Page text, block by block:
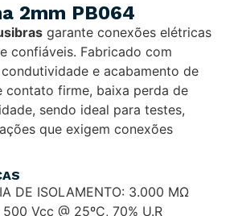
2mm PB064
garante conexões elétricas
confiáveis. Fabricado com
e acabamento de
contato firme, baixa perda de
sendo ideal para testes,
que exigem conexões
DE ISOLAMENTO: 3.000 MΩ
Vcc @ 25ºC, 70% U.R